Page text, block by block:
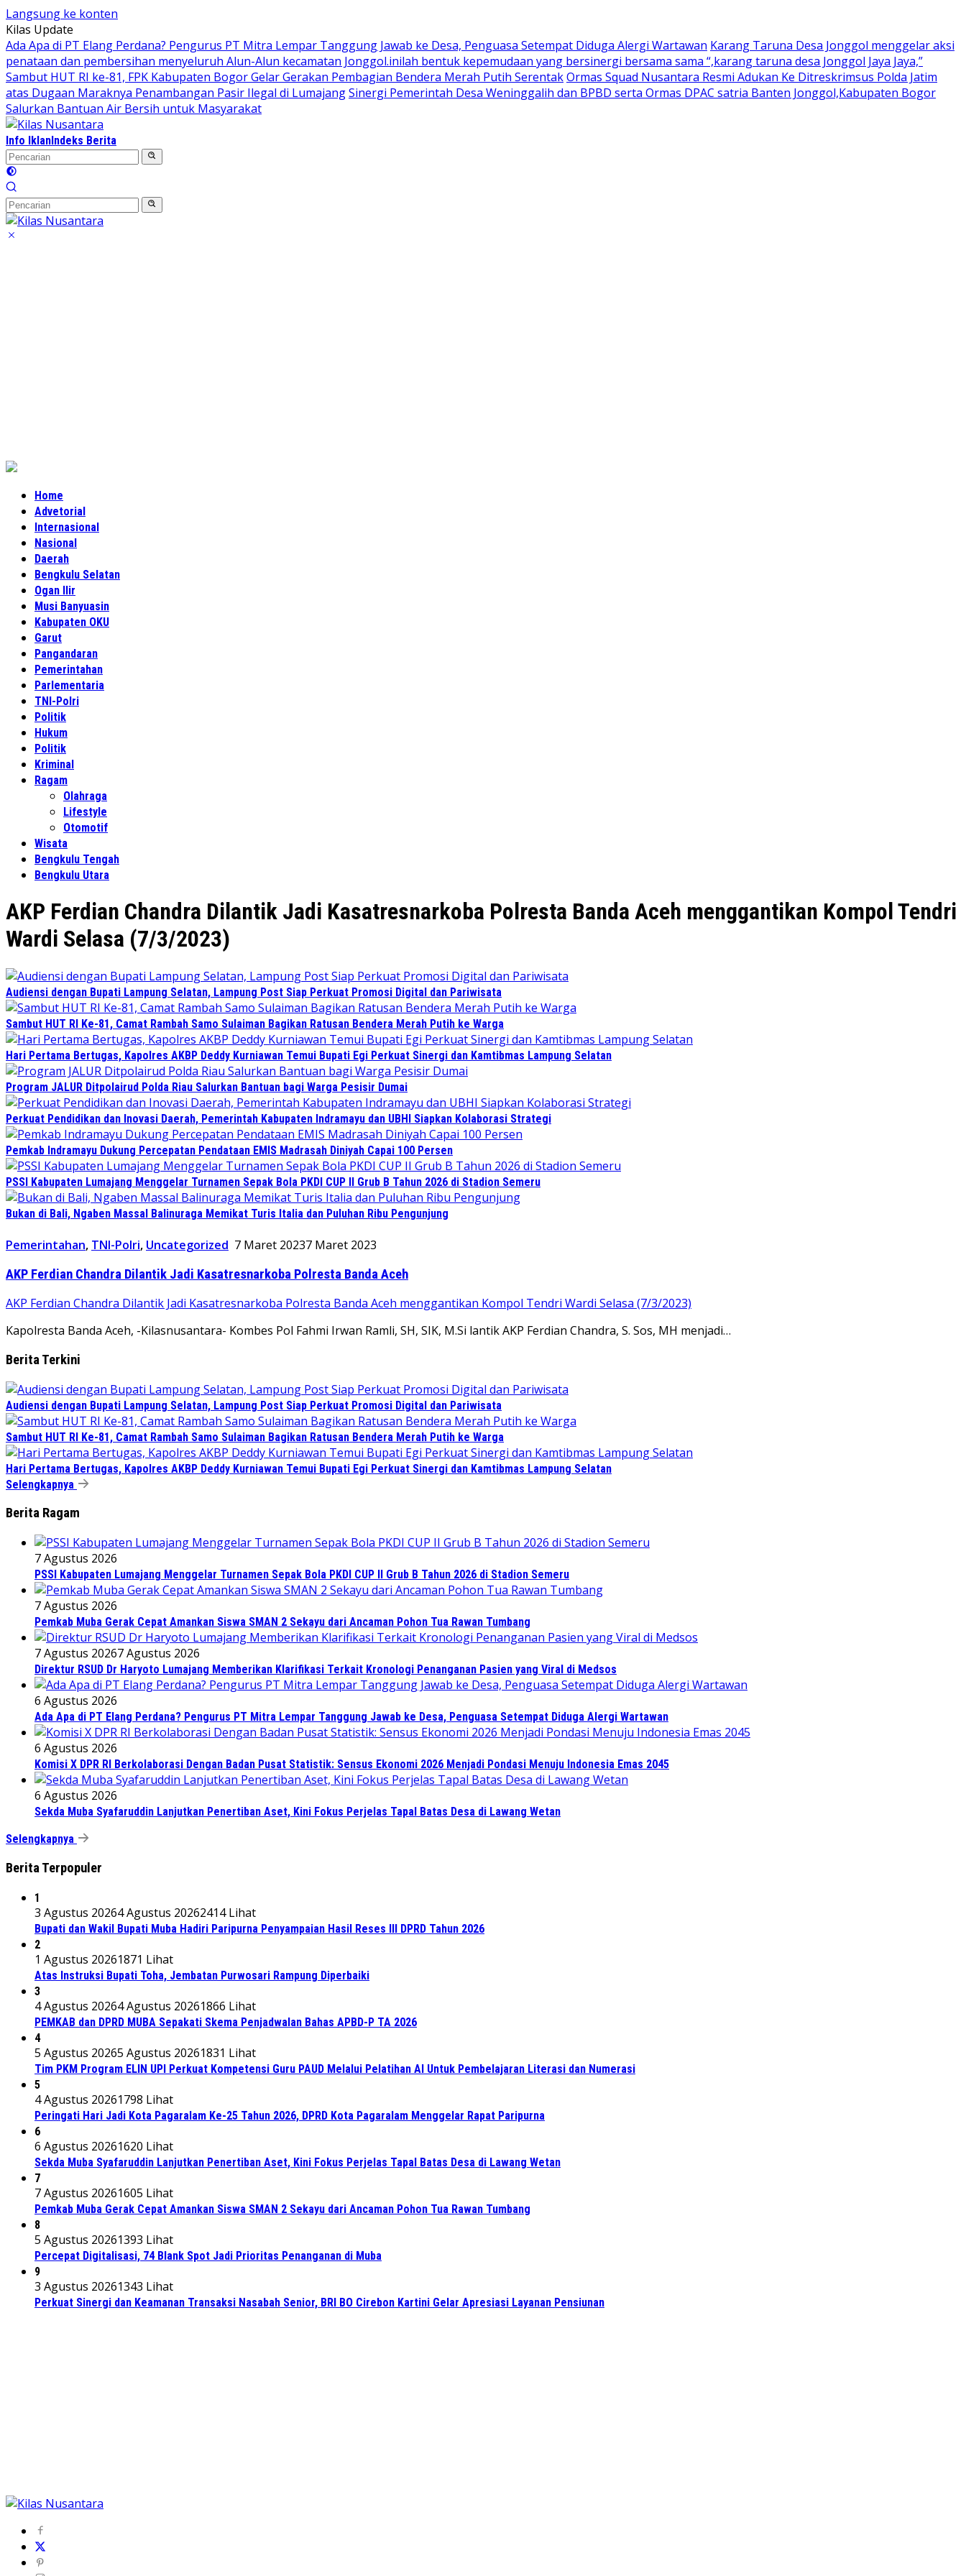
Langsung ke konten
Kilas Update
Ada Apa di PT Elang Perdana? Pengurus PT Mitra Lempar Tanggung Jawab ke Desa, Penguasa Setempat Diduga Alergi Wartawan Karang Taruna Desa Jonggol menggelar aksi
penataan dan pembersihan menyeluruh Alun-Alun kecamatan Jonggol.inilah bentuk kepemudaan yang bersinergi bersama sama “,karang taruna desa Jonggol Jaya Jaya,”
Sambut HUT RI ke-81, FPK Kabupaten Bogor Gelar Gerakan Pembagian Bendera Merah Putih SerentakOrmas Squad Nusantara Resmi Adukan Ke Ditreskrimsus Polda Jatim
atas Dugaan Maraknya Penambangan Pasir Ilegal di LumajangSinergi Pemerintah Desa Weninggalih dan BPBD serta Ormas DPAC satria Banten Jonggol,Kabupaten Bogor
Salurkan Bantuan Air Bersih untuk Masyarakat
Info IklanIndeks Berita
Home
Advetorial
Internasional
Nasional
Daerah
Bengkulu Selatan
Ogan Ilir
Musi Banyuasin
Kabupaten OKU
Garut
Pangandaran
Pemerintahan
Parlementaria
TNI-Polri
Politik
Hukum
Politik
Kriminal
Ragam
Olahraga
Lifestyle
Otomotif
Wisata
Bengkulu Tengah
Bengkulu Utara
AKP Ferdian Chandra Dilantik Jadi Kasatresnarkoba Polresta Banda Aceh menggantikan Kompol Tendri
Wardi Selasa (7/3/2023)
Audiensi dengan Bupati Lampung Selatan, Lampung Post Siap Perkuat Promosi Digital dan Pariwisata
Sambut HUT RI Ke-81, Camat Rambah Samo Sulaiman Bagikan Ratusan Bendera Merah Putih ke Warga
Hari Pertama Bertugas, Kapolres AKBP Deddy Kurniawan Temui Bupati Egi Perkuat Sinergi dan Kamtibmas Lampung Selatan
Program JALUR Ditpolairud Polda Riau Salurkan Bantuan bagi Warga Pesisir Dumai
Perkuat Pendidikan dan Inovasi Daerah, Pemerintah Kabupaten Indramayu dan UBHI Siapkan Kolaborasi Strategi
Pemkab Indramayu Dukung Percepatan Pendataan EMIS Madrasah Diniyah Capai 100 Persen
PSSI Kabupaten Lumajang Menggelar Turnamen Sepak Bola PKDI CUP II Grub B Tahun 2026 di Stadion Semeru
Bukan di Bali, Ngaben Massal Balinuraga Memikat Turis Italia dan Puluhan Ribu Pengunjung
Pemerintahan, TNI-Polri, Uncategorized 7 Maret 20237 Maret 2023
AKP Ferdian Chandra Dilantik Jadi Kasatresnarkoba Polresta Banda Aceh
AKP Ferdian Chandra Dilantik Jadi Kasatresnarkoba Polresta Banda Aceh menggantikan Kompol Tendri Wardi Selasa (7/3/2023)
Kapolresta Banda Aceh, -Kilasnusantara- Kombes Pol Fahmi Irwan Ramli, SH, SIK, M.Si lantik AKP Ferdian Chandra, S. Sos, MH menjadi…
Berita Terkini
Audiensi dengan Bupati Lampung Selatan, Lampung Post Siap Perkuat Promosi Digital dan Pariwisata
Sambut HUT RI Ke-81, Camat Rambah Samo Sulaiman Bagikan Ratusan Bendera Merah Putih ke Warga
Hari Pertama Bertugas, Kapolres AKBP Deddy Kurniawan Temui Bupati Egi Perkuat Sinergi dan Kamtibmas Lampung Selatan
Selengkapnya
Berita Ragam
7 Agustus 2026
PSSI Kabupaten Lumajang Menggelar Turnamen Sepak Bola PKDI CUP II Grub B Tahun 2026 di Stadion Semeru
7 Agustus 2026
Pemkab Muba Gerak Cepat Amankan Siswa SMAN 2 Sekayu dari Ancaman Pohon Tua Rawan Tumbang
7 Agustus 20267 Agustus 2026
Direktur RSUD Dr Haryoto Lumajang Memberikan Klarifikasi Terkait Kronologi Penanganan Pasien yang Viral di Medsos
6 Agustus 2026
Ada Apa di PT Elang Perdana? Pengurus PT Mitra Lempar Tanggung Jawab ke Desa, Penguasa Setempat Diduga Alergi Wartawan
6 Agustus 2026
Komisi X DPR RI Berkolaborasi Dengan Badan Pusat Statistik: Sensus Ekonomi 2026 Menjadi Pondasi Menuju Indonesia Emas 2045
6 Agustus 2026
Sekda Muba Syafaruddin Lanjutkan Penertiban Aset, Kini Fokus Perjelas Tapal Batas Desa di Lawang Wetan
Selengkapnya
Berita Terpopuler
1
3 Agustus 20264 Agustus 20262414 Lihat
Bupati dan Wakil Bupati Muba Hadiri Paripurna Penyampaian Hasil Reses III DPRD Tahun 2026
2
1 Agustus 20261871 Lihat
Atas Instruksi Bupati Toha, Jembatan Purwosari Rampung Diperbaiki
3
4 Agustus 20264 Agustus 20261866 Lihat
PEMKAB dan DPRD MUBA Sepakati Skema Penjadwalan Bahas APBD-P TA 2026
4
5 Agustus 20265 Agustus 20261831 Lihat
Tim PKM Program ELIN UPI Perkuat Kompetensi Guru PAUD Melalui Pelatihan AI Untuk Pembelajaran Literasi dan Numerasi
5
4 Agustus 20261798 Lihat
Peringati Hari Jadi Kota Pagaralam Ke-25 Tahun 2026, DPRD Kota Pagaralam Menggelar Rapat Paripurna
6
6 Agustus 20261620 Lihat
Sekda Muba Syafaruddin Lanjutkan Penertiban Aset, Kini Fokus Perjelas Tapal Batas Desa di Lawang Wetan
7
7 Agustus 20261605 Lihat
Pemkab Muba Gerak Cepat Amankan Siswa SMAN 2 Sekayu dari Ancaman Pohon Tua Rawan Tumbang
8
5 Agustus 20261393 Lihat
Percepat Digitalisasi, 74 Blank Spot Jadi Prioritas Penanganan di Muba
9
3 Agustus 20261343 Lihat
Perkuat Sinergi dan Keamanan Transaksi Nasabah Senior, BRI BO Cirebon Kartini Gelar Apresiasi Layanan Pensiunan